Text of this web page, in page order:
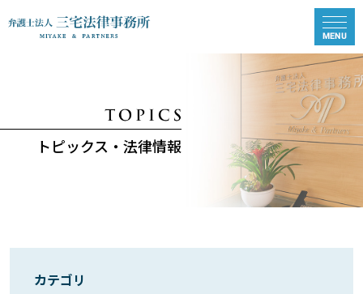
トピックス・法律情報
カテゴリ